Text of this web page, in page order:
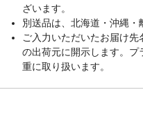
ざいます。
別送品は、北海道・沖縄・
ご入力いただいたお届け
の出荷元に開示します。
重に取り扱います。